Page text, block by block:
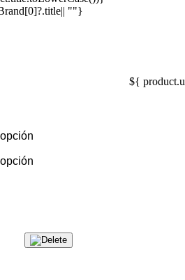
""}
${